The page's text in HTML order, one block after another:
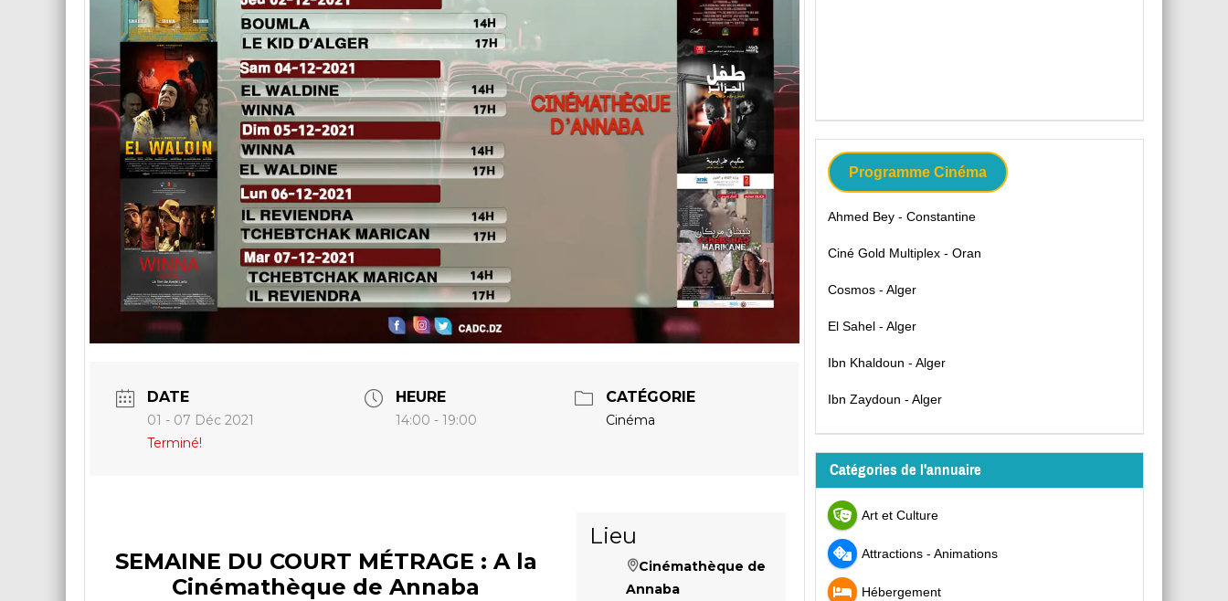
DATE
01 - 07 Déc 2021
Terminé!
HEURE
14:00 - 19:00
CATÉGORIE
Cinéma
SEMAINE DU COURT MÉTRAGE : A la
Cinémathèque de Annaba
Lieu
Cinémathèque de
Annaba
Programme Cinéma
Ahmed Bey - Constantine
Ciné Gold Multiplex - Oran
Cosmos - Alger
El Sahel - Alger
Ibn Khaldoun - Alger
Ibn Zaydoun - Alger
Catégories de l'annuaire
Art et Culture
Attractions - Animations
Hébergement